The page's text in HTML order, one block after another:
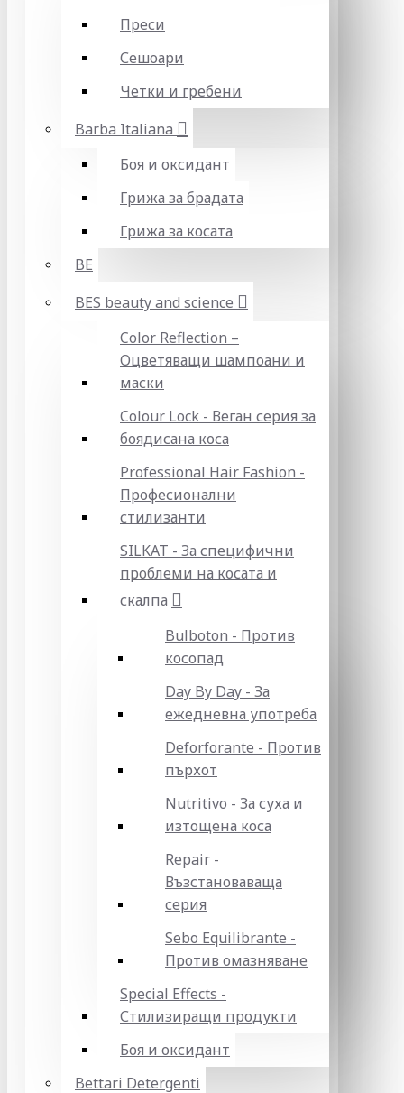
Преси
Сешоари
Четки и гребени
Barba Italiana
Боя и оксидант
Грижа за брадата
Грижа за косата
BE
BES beauty and science
Color Reflection –
Оцветяващи шампоани и
маски
Colour Lock - Веган серия за
боядисана коса
Professional Hair Fashion -
Професионални
стилизанти
SILKAT - За специфични
проблеми на косата и
скалпа
Bulboton - Против
косопад
Day By Day - За
ежедневна употреба
Deforforante - Против
пърхот
Nutritivo - За суха и
изтощена коса
Repair -
Възстановаваща
серия
Sebo Equilibrante -
Против омазняване
Special Effects -
Стилизиращи продукти
Боя и оксидант
Bettari Detergenti